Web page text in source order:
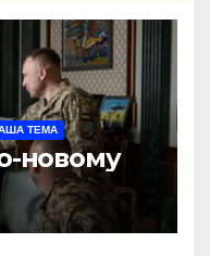
ТЕМА
новому